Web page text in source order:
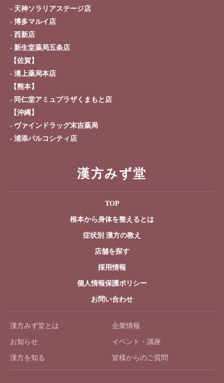
天神ソラリアステージ店
博多マルイ店
西新店
新生堂薬局五条店
【佐賀】
溝上薬局本店
【熊本】
同仁堂アミュプラザくまもと店
【沖縄】
ヴァインドラッグ末吉薬局
浦添パルコシティ店
漢方みず堂
TOP
根本から身体を整えるとは
症状別 漢方の教え
店舗を探す
採用情報
個人情報保護ポリシー
お問い合わせ
漢方みず堂とは 企業情報
お知らせ イベント・講座
漢方を知る 皆様からのご質問